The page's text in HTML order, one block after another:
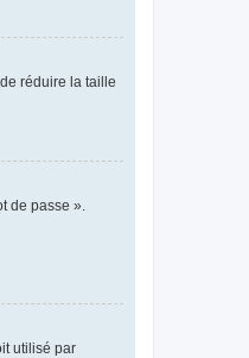
réduire la taille
de passe ».
utilisé par